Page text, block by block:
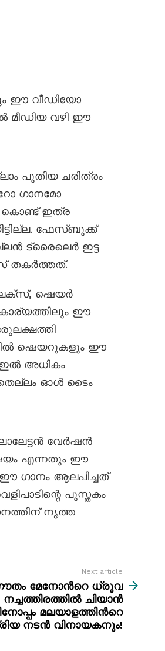
ഈ വീഡിയോ
മീഡിയ വഴി ഈ
പുതിയ ചരിത്രം
ഗാനമോ
കൊണ്ട് ഇത്ര
ഫേസ്ബുക്ക്
ട്രൈലെർ ഇട്ട
തകർത്തത്.
ഷെയർ
ഈ
ഷെയറുകളും ഈ
ഇൽ അധികം
ഓൾ ടൈം
വേർഷൻ
എന്നതും ഈ
ഈ ഗാനം ആലപിച്ചത്
പുസ്തകം
നൃത്ത
Next article
മേനോന്‍റെ ധ്രുവ
നച്ചത്തിരത്തിൽ ചിയാന്‍
മലയാളത്തിന്‍റെ
നടന്‍ വിനായകനും!